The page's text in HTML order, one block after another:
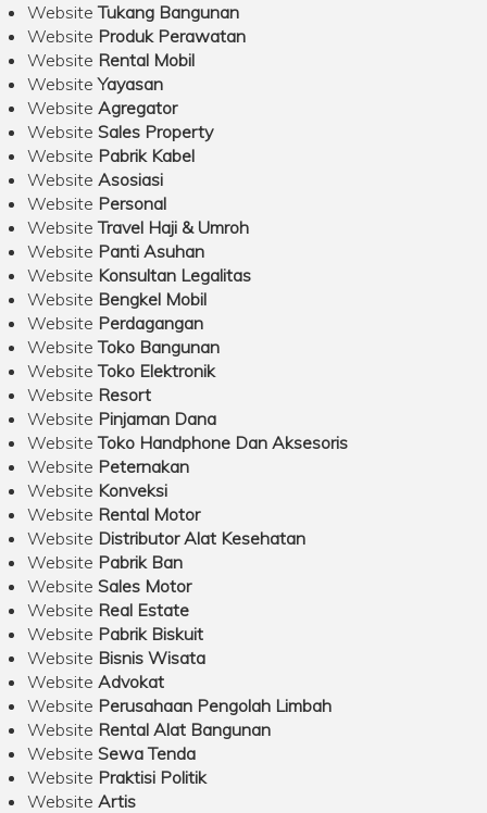
WebsiteTukang Bangunan
Website Produk Perawatan
Website Rental Mobil
WebsiteYayasan
Website Agregator
Website Sales Property
Website Pabrik Kabel
Website Asosiasi
Website Personal
WebsiteTravel Haji & Umroh
Website Panti Asuhan
Website Konsultan Legalitas
Website Bengkel Mobil
Website Perdagangan
WebsiteToko Bangunan
WebsiteToko Elektronik
Website Resort
Website Pinjaman Dana
WebsiteToko Handphone Dan Aksesoris
Website Peternakan
Website Konveksi
Website Rental Motor
Website Distributor Alat Kesehatan
Website Pabrik Ban
Website Sales Motor
Website Real Estate
Website Pabrik Biskuit
Website Bisnis Wisata
Website Advokat
Website Perusahaan Pengolah Limbah
Website Rental Alat Bangunan
Website Sewa Tenda
Website Praktisi Politik
Website Artis